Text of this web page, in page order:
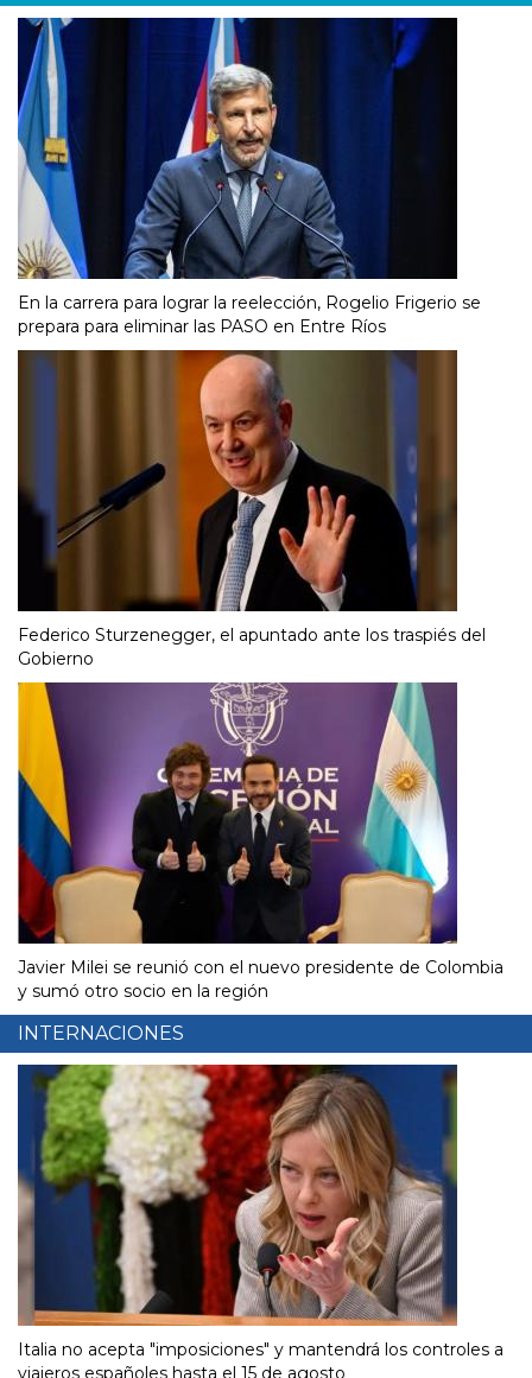
En la carrera para lograr la reelección, Rogelio Frigerio se
prepara para eliminar las PASO en Entre Ríos
Federico Sturzenegger, el apuntado ante los traspiés del
Gobierno
Javier Milei se reunió con el nuevo presidente de Colombia
y sumó otro socio en la región
INTERNACIONES
Italia no acepta "imposiciones" y mantendrá los controles a
viajeros españoles hasta el 15 de agosto